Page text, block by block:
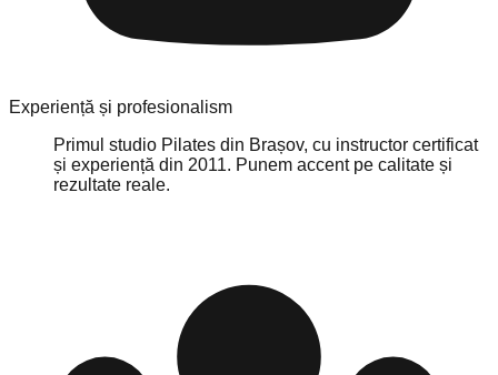
Experiență și profesionalism
Primul studio Pilates din Brașov, cu instructor certificat
și experiență din 2011. Punem accent pe calitate și
rezultate reale.